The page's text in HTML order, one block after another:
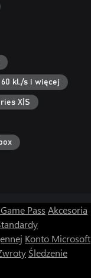
60 kl./s i więcej
X|S
Pass Akcesoria
Konto Microsoft
Śledzenie